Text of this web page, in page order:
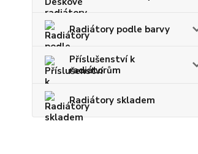
Radiátory podle barvy
Příslušenství k
radiátorům
Radiátory skladem